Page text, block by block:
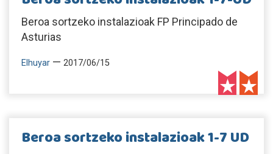
Beroa sortzeko instalazioak FP Principado de
Asturias
Elhuyar — 2017/06/15
Beroa sortzeko instalazioak 1-7 UD